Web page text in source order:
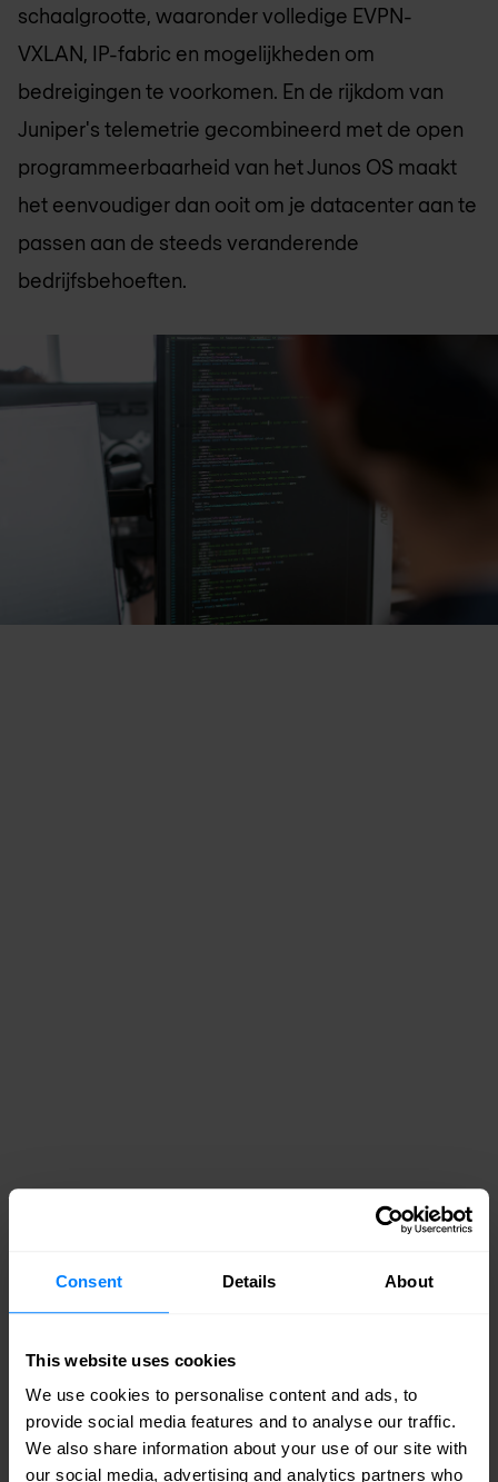
Consent Details About
This website uses cookies
We use cookies to personalise content and ads, to
provide social media features and to analyse our traffic.
We also share information about your use of our site with
our social media, advertising and analytics partners who
schaalgrootte, waaronder volledige EVPN-
VXLAN, IP-fabric en mogelijkheden om
bedreigingen te voorkomen. En de rijkdom van
Juniper's telemetrie gecombineerd met de open
programmeerbaarheid van het Junos OS maakt
het eenvoudiger dan ooit om je datacenter aan te
passen aan de steeds veranderende
bedrijfsbehoeften.
Fabrics voor geautomatiseerde
De vraag van bedrijven naar flexibiliteit en
betrouwbaarheid zonder compromissen versnelt
de toepassing van op standaarden gebaseerde
fabrics met automatisering. Nieuwe
applicatiearchitecturen, die resulteren in
veranderende verkeerspatronen en dynamische